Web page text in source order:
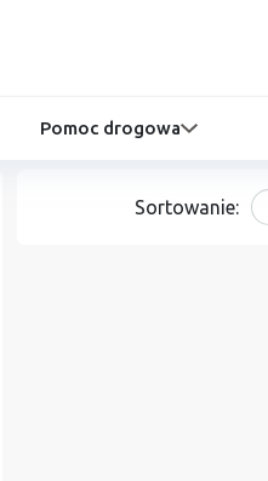
Pomoc drogowa
Sortowanie: